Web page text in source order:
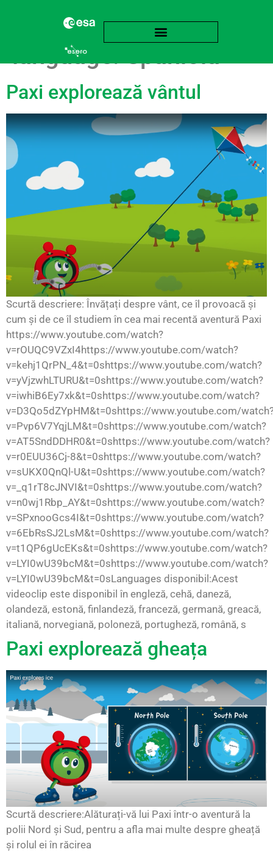
language:Spaniolă
Paxi explorează vântul
Scurtă descriere: Învățați despre vânt, ce îl provoacă și
cum și de ce îl studiem în cea mai recentă aventură Paxi
https://www.youtube.com/watch?
v=rOUQC9VZxI4https://www.youtube.com/watch?
v=kehj1QrPN_4&t=0shttps://www.youtube.com/watch?
v=yVjzwhLTURU&t=0shttps://www.youtube.com/watch?
v=iwhiB6Ey7xk&t=0shttps://www.youtube.com/watch?
v=D3Qo5dZYpHM&t=0shttps://www.youtube.com/
v=Pvp6V7YqjLM&t=0shttps://www.youtube.com/watch?
v=AT5SndDDHR0&t=0shttps://www.youtube.com/watch?
v=r0EUU36Cj-8&t=0shttps://www.youtube.com/watch?
v=sUKX0QnQl-U&t=0shttps://www.youtube.com/watch?
v=_q1rT8cJNVI&t=0shttps://www.youtube.com/watch?
v=n0wj1Rbp_AY&t=0shttps://www.youtube.com/watch?
v=SPxnooGcs4I&t=0shttps://www.youtube.com/watch?
v=6EbRsSJ2LsM&t=0shttps://www.youtube.com/watch?
v=t1QP6gUcEKs&t=0shttps://www.youtube.com/watch?
v=LYI0wU39bcM&t=0shttps://www.youtube.com/watch?
v=LYI0wU39bcM&t=0sLanguages disponibil:Acest
videoclip este disponibil în engleză, cehă, daneză,
olandeză, estonă, finlandeză, franceză, germană, greacă,
italiană, norvegiană, poloneză, portugheză, română, s
Paxi explorează gheața
Scurtă descriere:Alăturați-vă lui Paxi într-o aventură la
polii Nord și Sud, pentru a afla mai multe despre gheață
și rolul ei în răcirea